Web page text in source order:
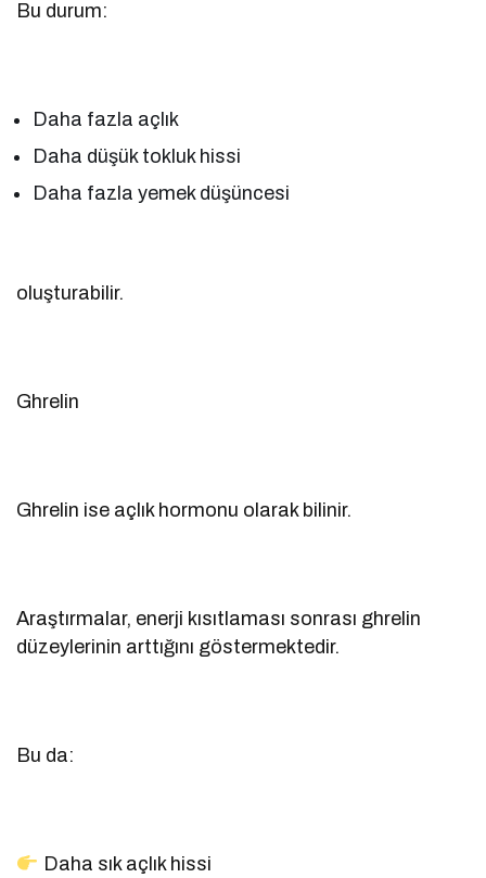
Bu durum:
Daha fazla açlık
Daha düşük tokluk hissi
Daha fazla yemek düşüncesi
oluşturabilir.
Ghrelin
Ghrelin ise açlık hormonu olarak bilinir.
Araştırmalar, enerji kısıtlaması sonrası ghrelin
düzeylerinin arttığını göstermektedir.
Bu da:
Daha sık açlık hissi